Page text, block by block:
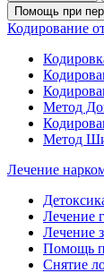
Помощь при
Кодирование
Метод
Метод
Лечение
Лечение
Лечение
Помощь
Снятие